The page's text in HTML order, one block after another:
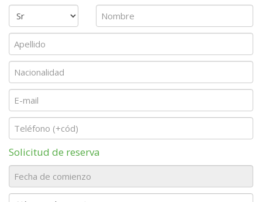
Solicitud de reserva